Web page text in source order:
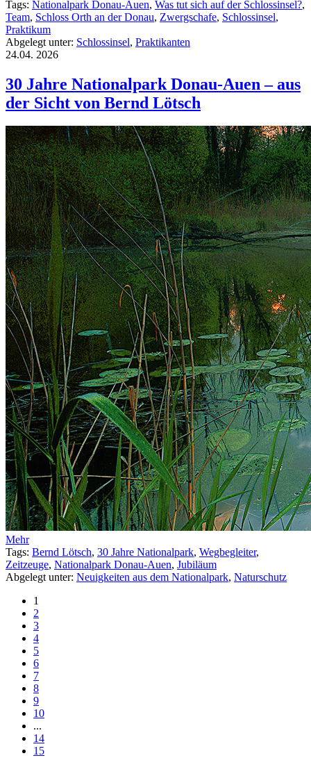
Tags: Nationalpark Donau-Auen, Was tut sich auf der Schlossinsel?,
Team, Schloss Orth an der Donau, Zwergschafe, Schlossinsel,
Praktikum
Abgelegt unter: Schlossinsel, Praktikanten
24.04. 2026
30 Jahre Nationalpark Donau-Auen – aus
der Sicht von Bernd Lötsch
Mehr
Tags: Bernd Lötsch, 30 Jahre Nationalpark, Wegbegleiter,
Zeitzeuge, Nationalpark Donau-Auen, Jubiläum
Abgelegt unter: Neuigkeiten aus dem Nationalpark, Naturschutz
1
2
3
4
5
6
7
8
9
10
...
14
15